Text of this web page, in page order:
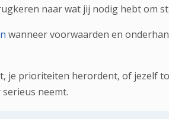
naar wat jij nodig hebt om
wanneer voorwaarden en
je prioriteiten herordent, of jezelf
neemt.